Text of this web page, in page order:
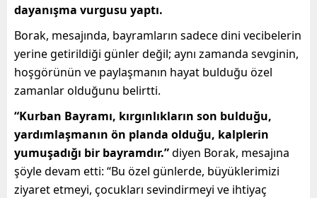
dayanışma vurgusu yaptı.
Borak, mesajında, bayramların sadece dini vecibelerin
yerine getirildiği günler değil; aynı zamanda sevginin,
hoşgörünün ve paylaşmanın hayat bulduğu özel
zamanlar olduğunu belirtti.
“Kurban Bayramı, kırgınlıkların son bulduğu,
yardımlaşmanın ön planda olduğu, kalplerin
yumuşadığı bir bayramdır.”diyen Borak, mesajına
şöyle devam etti: “Bu özel günlerde, büyüklerimizi
ziyaret etmeyi, çocukları sevindirmeyi ve ihtiyaç